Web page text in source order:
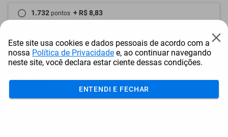
1.732 pontos + R$ 8,83
1.540 pontos + R$ 17,66
Frete e Prazo
Calcular frete
Este site usa cookies e dados pessoais de acordo com a
nossa Política de Privacidade e, ao continuar navegando
neste site, você declara estar ciente dessas condições.
ENTENDI E FECHAR